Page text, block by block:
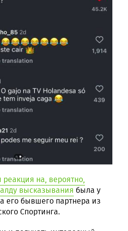
реакция на, вероятно,
высказывания была у
его бывшего партнера из
Спортинга.